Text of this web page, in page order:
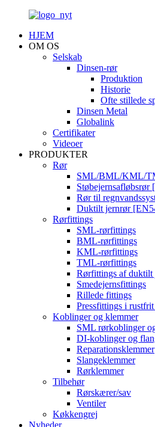
HJEM
OM OS
Selskab
Dinsen-rør
Produktion
Historie
Ofte stillede
Dinsen Metal
Globalink
Certifikater
Videoer
PRODUKTER
Rør
SML/BML/KML/
Rør til
Duktilt jernrør
Rørfittings
SML-rørfittings
BML-rørfittings
KML-rørfittings
TML-rørfittings
Rørfittings af duktilt
Smedejernsfittings
Rillede fittings
Pressfittings i rustfrit
Koblinger og klemmer
SML rørkoblinger
DI-koblinger og
Reparationsklemmer
Slangeklemmer
Rørklemmer
Tilbehør
Rørskærer/sav
Ventiler
Køkkengrej
Nyheder